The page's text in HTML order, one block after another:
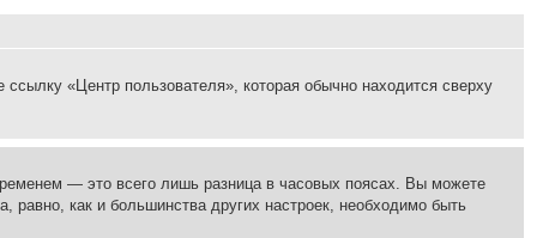
«Центр пользователя», которая обычно находится сверху
— это всего лишь разница в часовых поясах. Вы можете
равно, как и большинства других настроек, необходимо быть